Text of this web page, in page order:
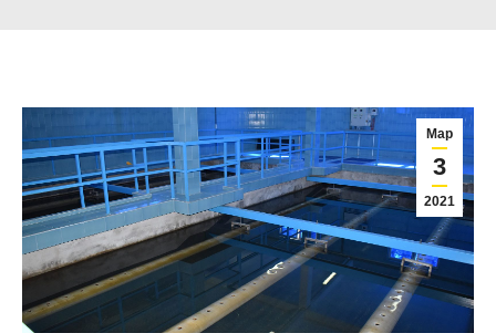
Мар
3
2021